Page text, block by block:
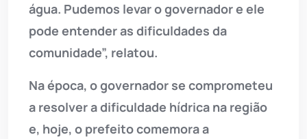
água. Pudemos levar o governador e ele
pode entender as dificuldades da
comunidade”, relatou.
Na época, o governador se comprometeu
a resolver a dificuldade hídrica na região
e, hoje, o prefeito comemora a